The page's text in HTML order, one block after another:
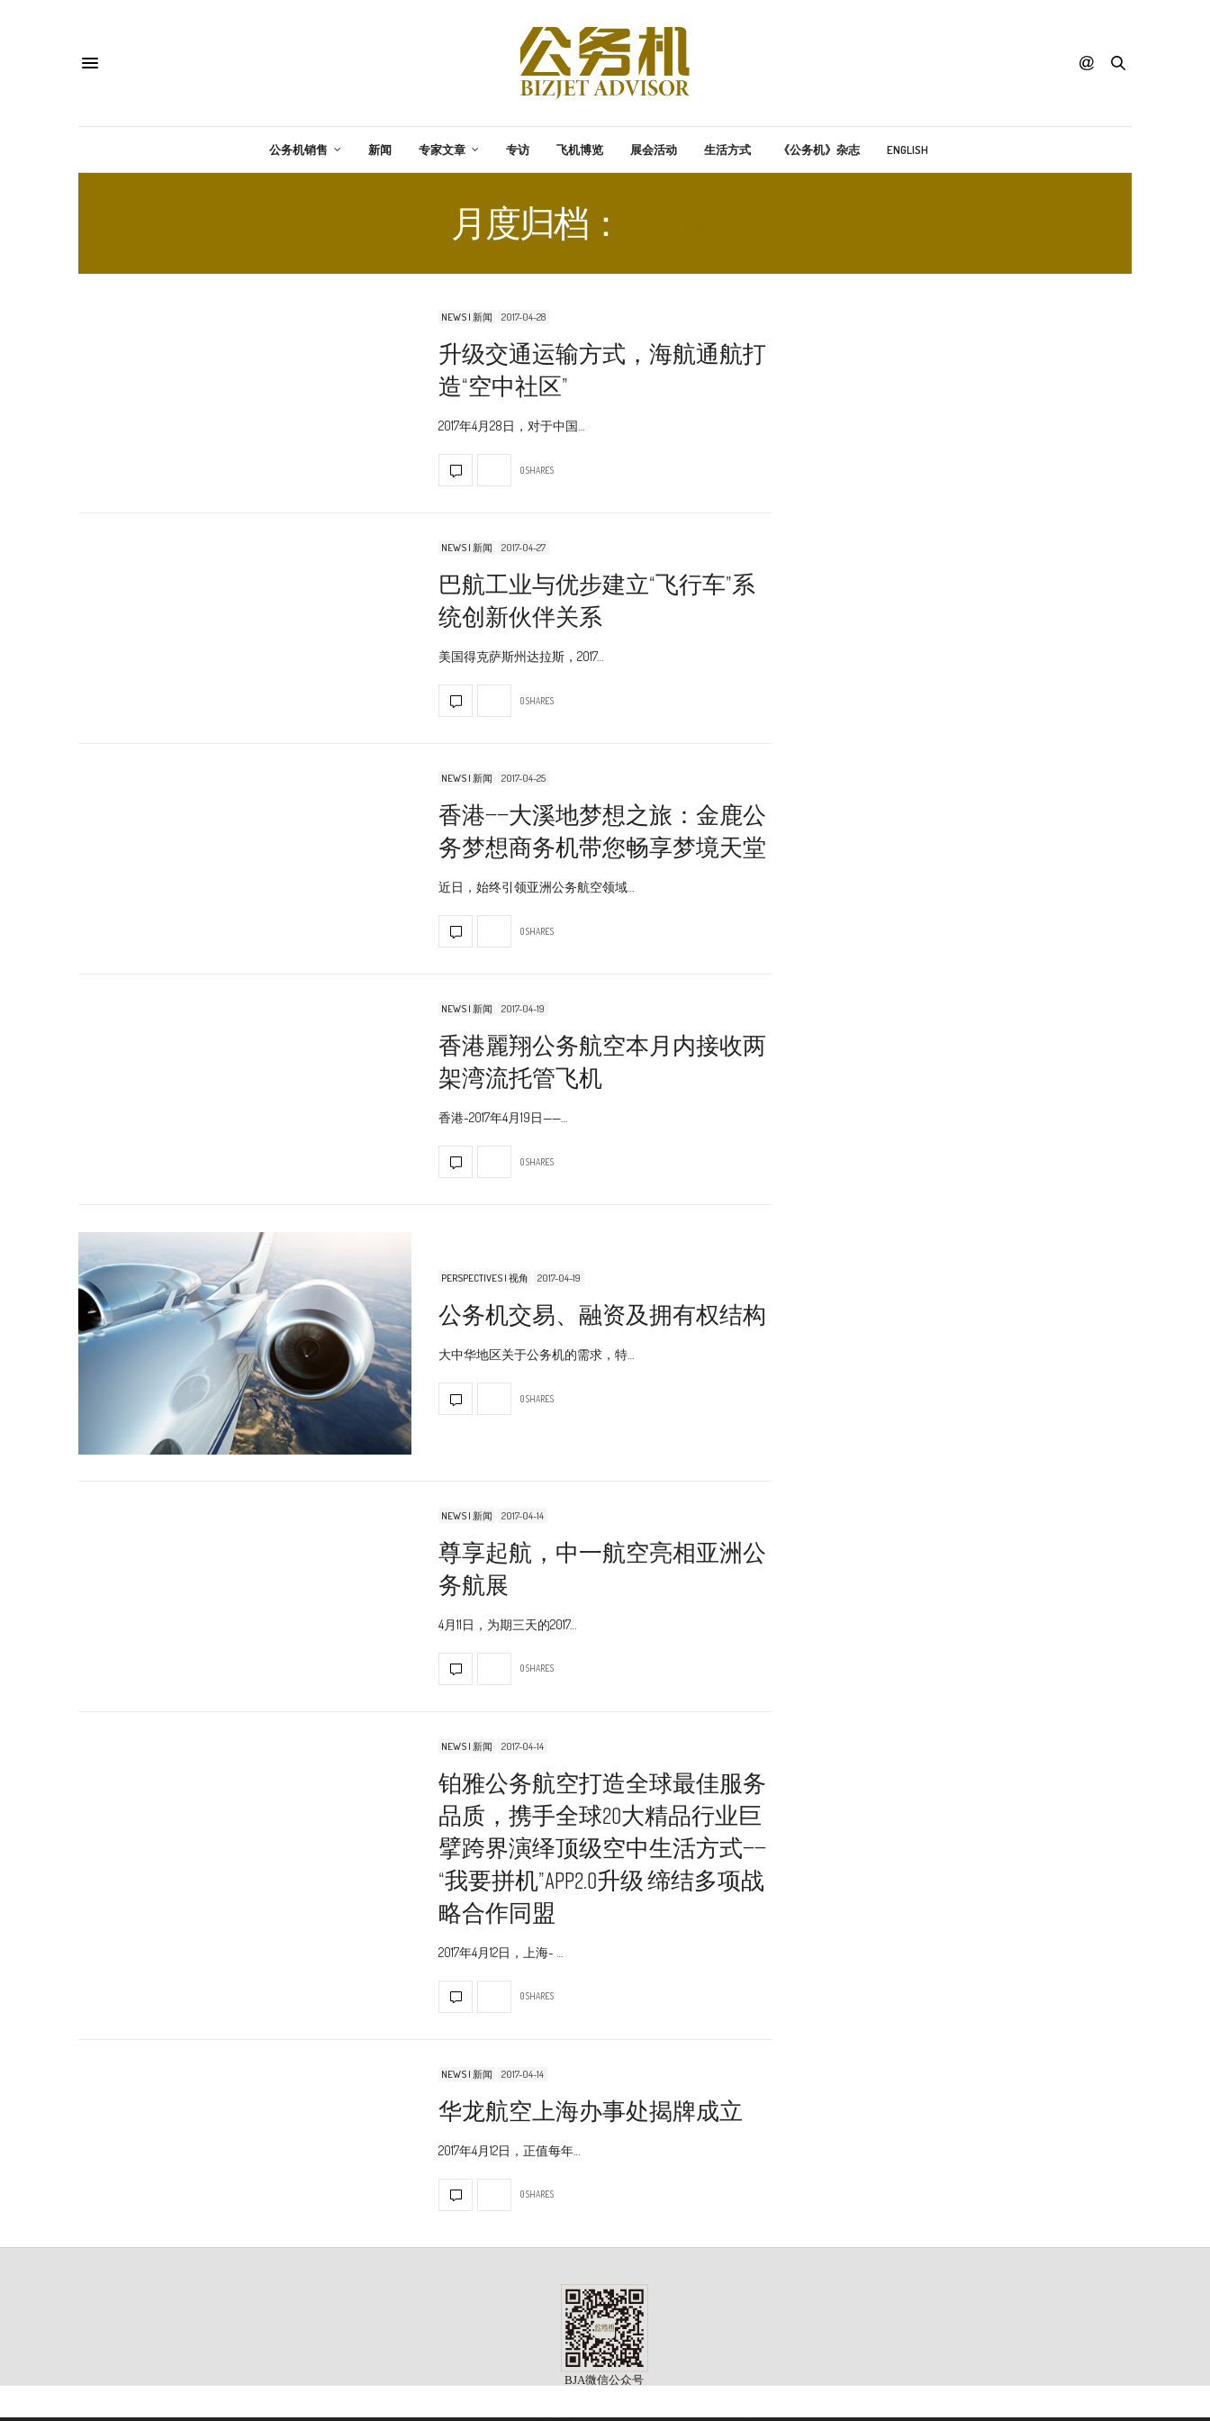
公务机销售 新闻 专家文章 专访 飞机博览 展会活动 生活方式 《公务机》杂志 ENGLISH
月度归档：
NEWS | 新闻 2017-04-28
升级交通运输方式，海航通航打
造“空中社区”
2017年4月28日，对于中国…
0 SHARES
NEWS | 新闻 2017-04-27
巴航工业与优步建立“飞行车”系
统创新伙伴关系
美国得克萨斯州达拉斯，2017…
0 SHARES
NEWS | 新闻 2017-04-25
香港——大溪地梦想之旅：金鹿公
务梦想商务机带您畅享梦境天堂
近日，始终引领亚洲公务航空领域…
0 SHARES
NEWS | 新闻 2017-04-19
香港麗翔公务航空本月内接收两
架湾流托管飞机
香港-2017年4月19日——…
0 SHARES
PERSPECTIVES | 视角 2017-04-19
公务机交易、融资及拥有权结构
大中华地区关于公务机的需求，特…
0 SHARES
NEWS | 新闻 2017-04-14
尊享起航，中一航空亮相亚洲公
务航展
4月11日，为期三天的2017…
0 SHARES
NEWS | 新闻 2017-04-14
铂雅公务航空打造全球最佳服务
品质，携手全球20大精品行业巨
擘跨界演绎顶级空中生活方式——
“我要拼机”APP2.0升级 缔结多项战
略合作同盟
2017年4月12日，上海- …
0 SHARES
NEWS | 新闻 2017-04-14
华龙航空上海办事处揭牌成立
2017年4月12日，正值每年…
0 SHARES